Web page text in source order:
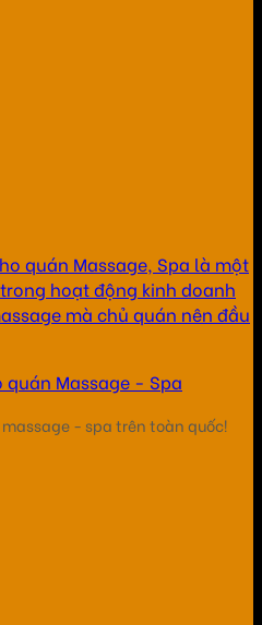
Massage - Spa
- spa trên toàn quốc!